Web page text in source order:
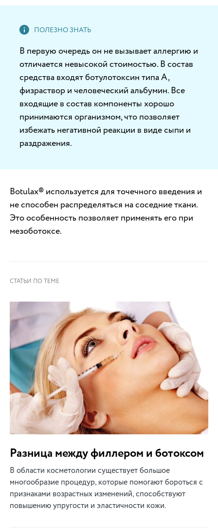
В первую очередь он не вызывает аллергию и
отличается невысокой стоимостью. В состав
средства входят ботулотоксин типа А,
физраствор и человеческий альбумин. Все
входящие в состав компоненты хорошо
принимаются организмом, что позволяет
избежать негативной реакции в виде сыпи и
раздражения.
Botulax® используется для точечного введения и
не способен распределяться на соседние ткани.
Это особенность позволяет применять его при
мезоботоксе.
Разница между филлером и ботоксом
В области косметологии существует большое
многообразие процедур, которые помогают бороться с
признаками возрастных изменений, способствуют
повышению упругости и эластичности кожи.